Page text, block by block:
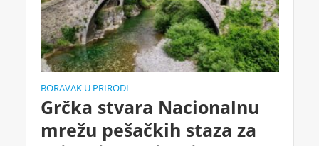
BORAVAK U PRIRODI
Grčka stvara Nacionalnu
mrežu pešačkih staza za